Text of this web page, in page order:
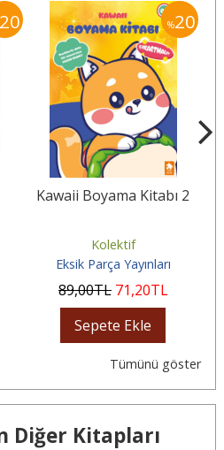
%20
Kawaii Boyama Kitabı 2
Kolektif
Eksik Parça Yayınları
89,00TL 71,20TL
Sepete Ekle
Tümünü göster
Diğer Kitapları